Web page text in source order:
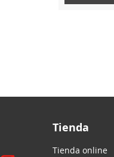
Tienda
Tienda online